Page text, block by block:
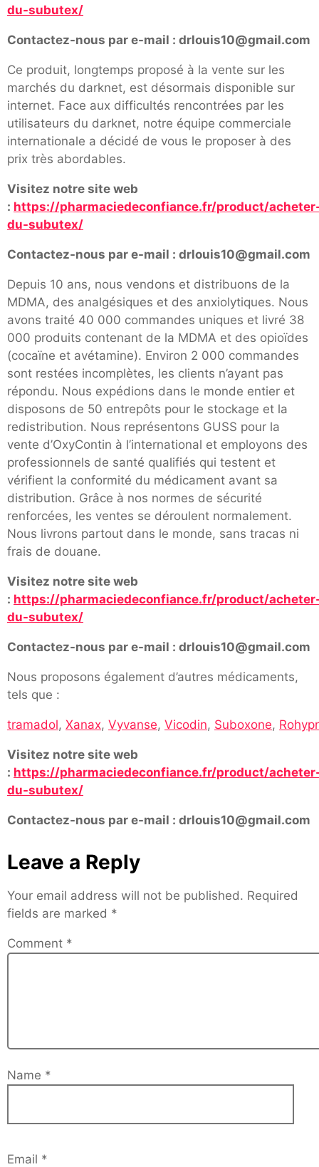
du-subutex/
Contactez-nous par e-mail : drlouis10@gmail.com
Ce produit, longtemps proposé à la vente sur les
marchés du darknet, est désormais disponible sur
internet. Face aux difficultés rencontrées par les
utilisateurs du darknet, notre équipe commerciale
internationale a décidé de vous le proposer à des
prix très abordables.
Visitez notre site web
: https://pharmaciedeconfiance.fr/product/
du-subutex/
Contactez-nous par e-mail : drlouis10@gmail.com
Depuis 10 ans, nous vendons et distribuons de la
MDMA, des analgésiques et des anxiolytiques. Nous
avons traité 40 000 commandes uniques et livré 38
000 produits contenant de la MDMA et des opioïdes
(cocaïne et avétamine). Environ 2 000 commandes
sont restées incomplètes, les clients n’ayant pas
répondu. Nous expédions dans le monde entier et
disposons de 50 entrepôts pour le stockage et la
redistribution. Nous représentons GUSS pour la
vente d’OxyContin à l’international et employons des
professionnels de santé qualifiés qui testent et
vérifient la conformité du médicament avant sa
distribution. Grâce à nos normes de sécurité
renforcées, les ventes se déroulent normalement.
Nous livrons partout dans le monde, sans tracas ni
frais de douane.
Visitez notre site web
: https://pharmaciedeconfiance.fr/product/
du-subutex/
Contactez-nous par e-mail : drlouis10@gmail.com
Nous proposons également d’autres médicaments,
tels que :
tramadol, Xanax, Vyvanse, Vicodin, Suboxone,
Visitez notre site web
: https://pharmaciedeconfiance.fr/product/
du-subutex/
Contactez-nous par e-mail : drlouis10@gmail.com
Leave a Reply
Your email address will not be published. Required
fields are marked *
Comment *
Name *
Email *